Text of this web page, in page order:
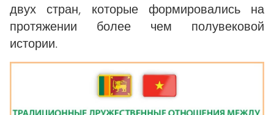
двух стран, которые формировались на
протяжении более чем полувековой
истории.